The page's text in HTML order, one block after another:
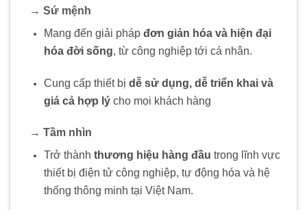
→ Sứ mệnh
Mang đến giải pháp đơn giản hóa và hiện đại
hóa đời sống, từ công nghiệp tới cá nhân.
Cung cấp thiết bị dễ sử dụng, dễ triển khai và
giá cả hợp lýcho mọi khách hàng
→ Tầm nhìn
Trở thành thương hiệu hàng đầu trong lĩnh vực
thiết bị điện tử công nghiệp, tự động hóa và hệ
thống thông minh tại Việt Nam.